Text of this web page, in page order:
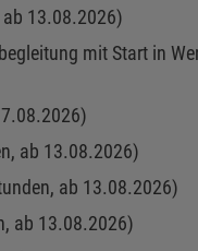
13.08.2026)
mit Start in
ab 13.08.2026)
ab 13.08.2026)
ab 13.08.2026)